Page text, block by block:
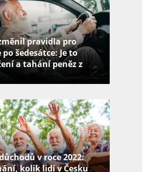
pravidla pro
šedesátce: Je to
a tahání peněz z
v roce 2022:
kolik lidí v Česku